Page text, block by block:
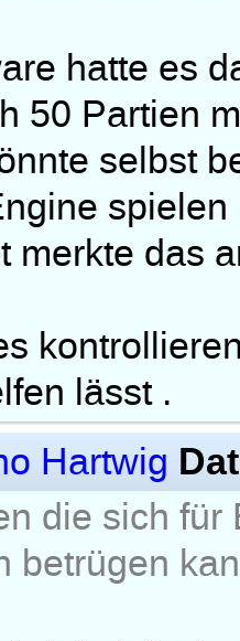
hatte es
50 Partien
selbst
merkte das
lässt .
Hartwig
die sich
betrügen